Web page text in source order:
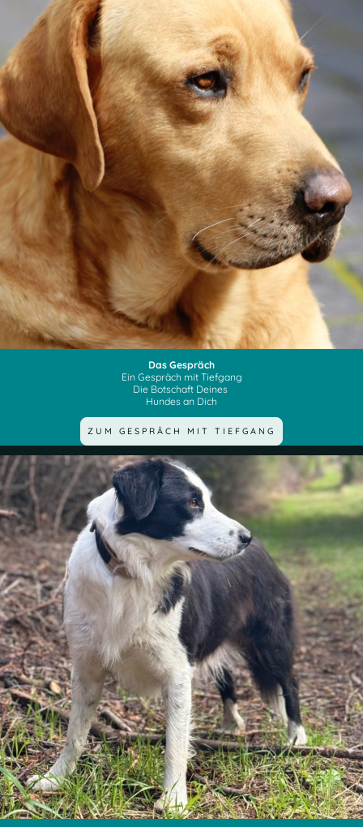
Das Gespräch
Ein Gespräch mit Tiefgang
Die Botschaft Deines
Hundes an Dich
ZUM GESPRÄCH MIT TIEFGANG